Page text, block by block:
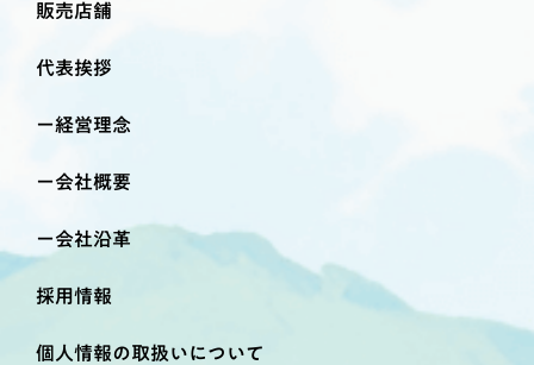
販売店舗
代表挨拶
経営理念
会社概要
会社沿革
採用情報
個人情報の取扱いについて